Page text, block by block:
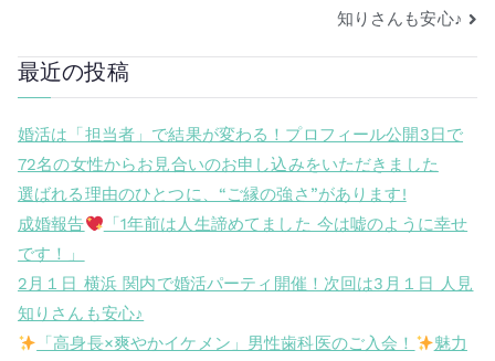
知りさんも安心♪
最近の投稿
婚活は「担当者」で結果が変わる！プロフィール公開3日で
72名の女性からお見合いのお申し込みをいただきました
選ばれる理由のひとつに、“ご縁の強さ”があります!
成婚報告
「1年前は人生諦めてました 今は嘘のように幸せ
です！」
2月１日 横浜 関内で婚活パーティ開催！次回は3月１日 人見
知りさんも安心♪
「高身長×爽やかイケメン」男性歯科医のご入会！
魅力